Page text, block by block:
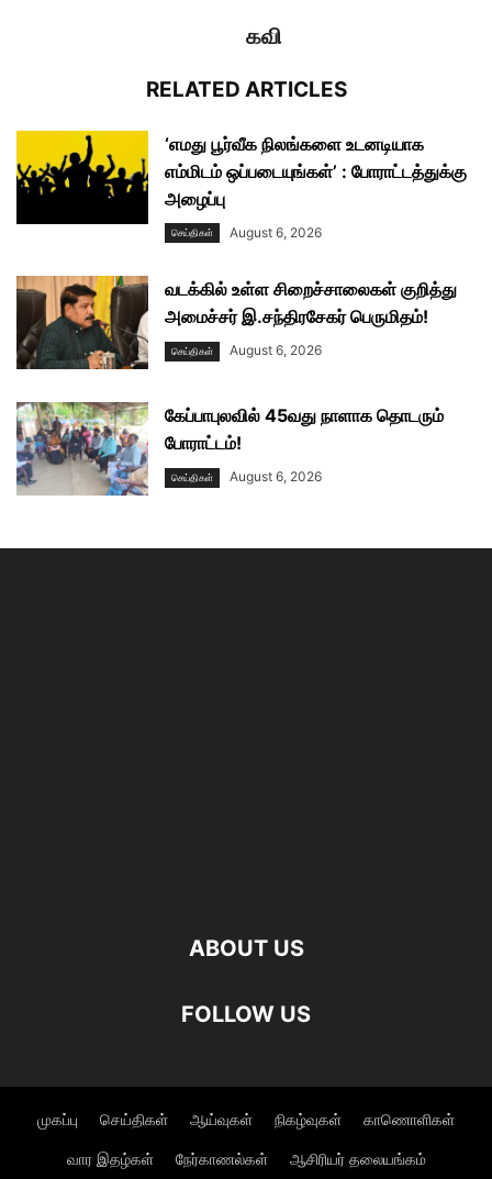
கவி
RELATED ARTICLES
‘எமது பூர்வீக நிலங்களை உடனடியாக
எம்மிடம் ஒப்படையுங்கள்’ : போராட்டத்துக்கு
அழைப்பு
செய்திகள் August 6, 2026
வடக்கில் உள்ள சிறைச்சாலைகள் குறித்து
அமைச்சர் இ.சந்திரசேகர் பெருமிதம்!
செய்திகள் August 6, 2026
கேப்பாபுலவில் 45வது நாளாக தொடரும்
போராட்டம்!
செய்திகள் August 6, 2026
ABOUT US
FOLLOW US
முகப்பு செய்திகள் ஆய்வுகள் நிகழ்வுகள் காணொளிகள்
வார இதழ்கள் நேர்காணல்கள் ஆசிரியர் தலையங்கம்